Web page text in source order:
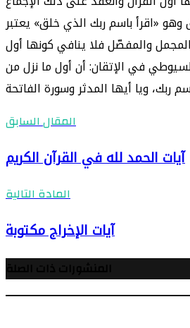
وهو «اقرأ باسم ربك الذي خلق» يعتبر
والمفصّل فلا ينافي كونها أول
في الإتقان: أن أول ما نزل من
المقال السابق
آيات الحمد لله في القرآن الكريم
المادة التالية
آيات الإخراج مكتوبة